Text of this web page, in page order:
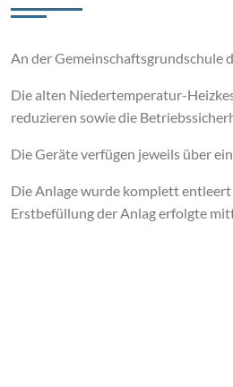
An der Gemeinschaftsgrundschule
Die alten Niedertemperatur-
reduzieren sowie die
Die Geräte verfügen jeweils über
Die Anlage wurde komplett
Erstbefüllung der Anlag erfolgte